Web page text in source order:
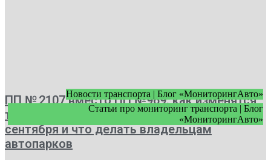
Новости транспорта | Блог «МониторингАвто»
Статьи про мониторинг транспорта | Блог
«МониторингАвто»
ПП № 2107 вместо ПП №969: как изменятся
требования к видеонаблюдению с 1
сентября и что делать владельцам
автопарков